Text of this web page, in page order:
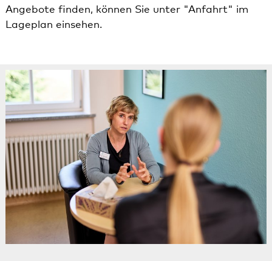
Angebote finden, können Sie unter "Anfahrt" im
Lageplan einsehen.